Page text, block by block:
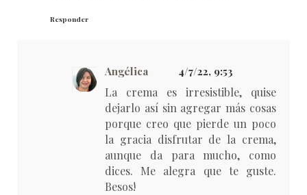
Responder
Angélica 4/7/22, 9:53
La crema es irresistible, quise
dejarlo así sin agregar más cosas
porque creo que pierde un poco
la gracia disfrutar de la crema,
aunque da para mucho, como
dices. Me alegra que te guste.
Besos!